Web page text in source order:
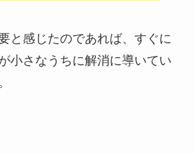
と感じたのであれば、すぐに
小さなうちに解消に導いてい